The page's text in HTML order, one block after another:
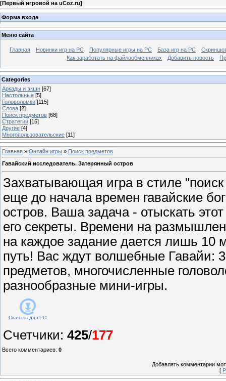
[Первый игровой на uCoz.ru]
Форма входа
Меню сайта
Главная Новинки игр на PC Популярные игры на PC База игр на РС
Как заработать на файлообменниках
Добавить новость
Categories
Аркады и экшн [67]
Настольные [5]
Головоломки [115]
Слова [2]
Поиск предметов [68]
Стратегии [15]
Другие [4]
Многопользовательские [11]
Главная » Онлайн игры » Поиск предметов
Гавайский исследователь. Затерянный остров
Захватывающая игра в стиле
еще до начала времен гавайские
остров. Ваша задача - отыскать
его секреты. Времени на
на каждое задание дается лишь 10
путь! Вас ждут волшебные Гавайи:
предметов, многочисленные
разнообразные мини-игры.
Скачать для PC
Счетчики: 425/177
Всего комментариев: 0
Добавлять комментарии
[